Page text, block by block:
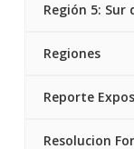
Región 5: Sur
Regiones
Reporte
Resolucion